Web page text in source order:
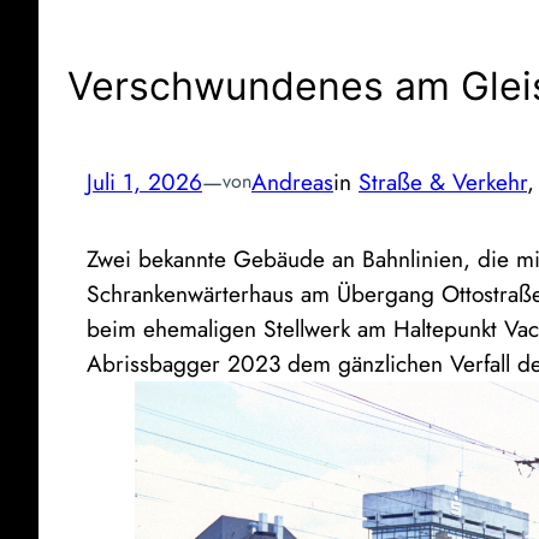
Verschwundenes am
Juli 1, 2026—vonAndreasin Straße & Verkehr,
Zwei bekannte Gebäude an Bahnlinien, die
Schrankenwärterhaus am Übergang
beim ehemaligen Stellwerk am Haltepunkt
Abrissbagger 2023 dem gänzlichen Verfall